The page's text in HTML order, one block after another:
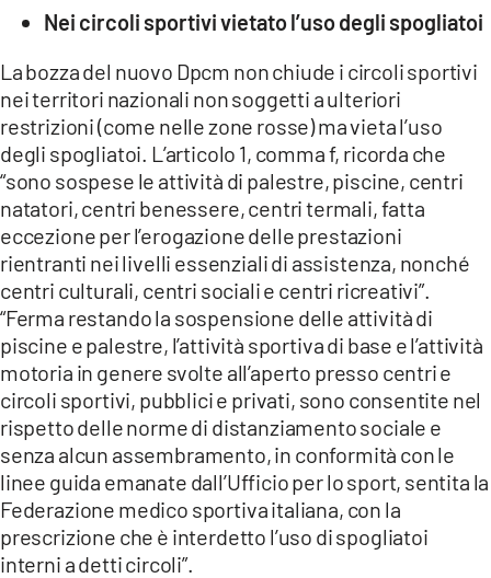
Nei circoli sportivi vietato l’uso degli spogliatoi
La bozza del nuovo Dpcm non chiude i circoli sportivi
nei territori nazionali non soggetti a ulteriori
restrizioni (come nelle zone rosse) ma vieta l’uso
degli spogliatoi. L’articolo 1, comma f, ricorda che
“sono sospese le attività di palestre, piscine, centri
natatori, centri benessere, centri termali, fatta
eccezione per l’erogazione delle prestazioni
rientranti nei livelli essenziali di assistenza, nonché
centri culturali, centri sociali e centri ricreativi”.
“Ferma restando la sospensione delle attività di
piscine e palestre, l’attività sportiva di base e l’attività
motoria in genere svolte all’aperto presso centri e
circoli sportivi, pubblici e privati, sono consentite nel
rispetto delle norme di distanziamento sociale e
senza alcun assembramento, in conformità con le
linee guida emanate dall’Ufficio per lo sport, sentita la
Federazione medico sportiva italiana, con la
prescrizione che è interdetto l’uso di spogliatoi
interni a detti circoli”.